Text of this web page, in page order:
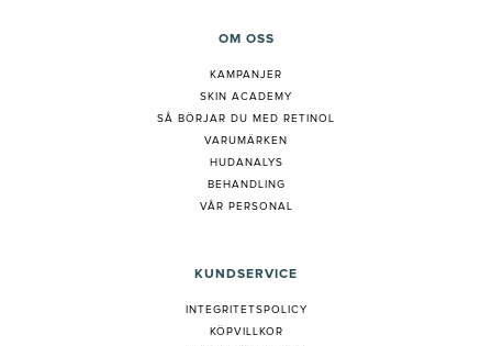
OM OSS
KAMPANJER
SKIN ACADEMY
SÅ BÖRJAR DU MED RETINOL
VARUMÄRKEN
HUDANALYS
BEHANDLING
VÅR PERSONAL
KUNDSERVICE
INTEGRITETSPOLICY
KÖPVILLKOR